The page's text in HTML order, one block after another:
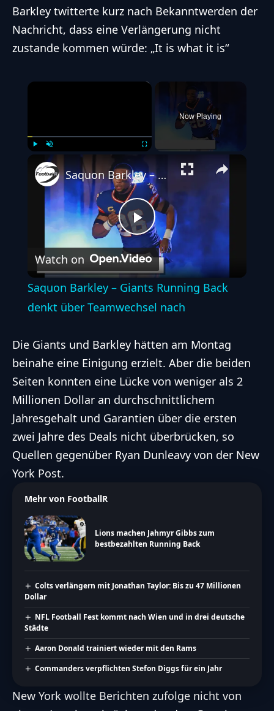
Barkley twitterte kurz nach Bekanntwerden der
Nachricht, dass eine Verlängerung nicht
zustande kommen würde: „It is what it is“
×
Unmute
Now Playing
Play
Video
Saquon Barkley – Giants Running Back denkt über Teamwechsel nach
Watch on
Saquon Barkley – Giants Running Back
denkt über Teamwechsel nach
Die Giants und Barkley hätten am Montag
beinahe eine Einigung erzielt. Aber die beiden
Seiten konnten eine Lücke von weniger als 2
Millionen Dollar an durchschnittlichem
Jahresgehalt und Garantien über die ersten
zwei Jahre des Deals nicht überbrücken, so
Quellen gegenüber Ryan Dunleavy von der New
York Post.
Mehr von FootballR
Lions machen Jahmyr Gibbs zum
bestbezahlten Running Back
Colts verlängern mit Jonathan Taylor: Bis zu 47 Millionen
Dollar
NFL Football Fest kommt nach Wien und in drei deutsche
Städte
Aaron Donald trainiert wieder mit den Rams
Commanders verpflichten Stefon Diggs für ein Jahr
New York wollte Berichten zufolge nicht von